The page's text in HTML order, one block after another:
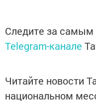
Следите за
Telegram-канале
Читайте новости
национальном